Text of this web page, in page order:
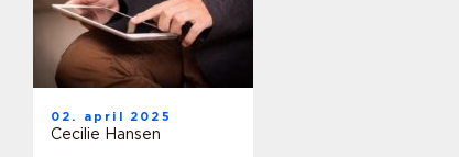
02. april 2025
Cecilie Hansen